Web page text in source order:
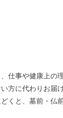
仕事や健康上の
方に代わりお届
くと、墓前・仏